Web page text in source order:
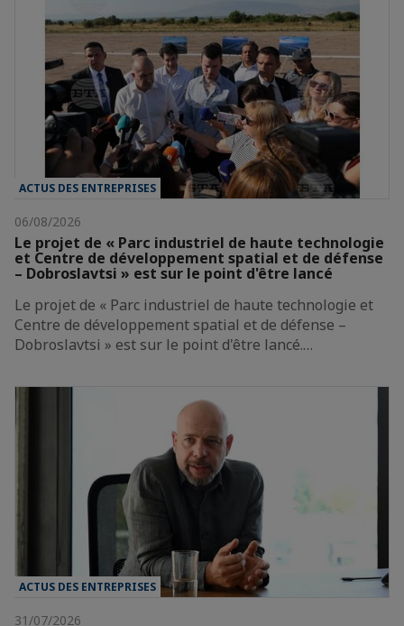
ACTUS DES ENTREPRISES
06/08/2026
Le projet de « Parc industriel de haute technologie
et Centre de développement spatial et de défense
– Dobroslavtsi » est sur le point d'être lancé
Le projet de « Parc industriel de haute technologie et
Centre de développement spatial et de défense –
Dobroslavtsi » est sur le point d'être lancé.…
ACTUS DES ENTREPRISES
31/07/2026